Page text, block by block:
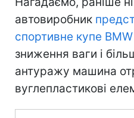
автовиробник
спортивне купе
зниження ваги і
антуражу машина
вуглепластикові